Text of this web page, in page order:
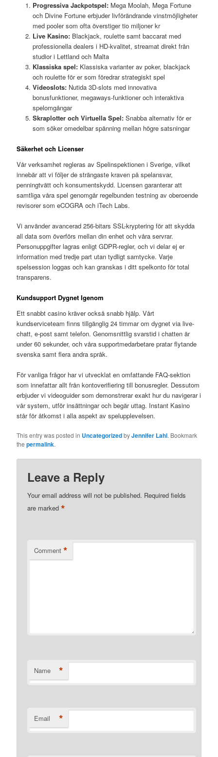
Progressiva Jackpotspel:Mega Moolah, Mega Fortune
och Divine Fortune erbjuder livförändrande vinstmöjligheter
med pooler som ofta överstiger tio miljoner kr
Live Kasino:Blackjack, roulette samt baccarat med
professionella dealers i HD-kvalitet, streamat direkt från
studior i Lettland och Malta
Klassiska spel:Klassiska varianter av poker, blackjack
och roulette för er som föredrar strategiskt spel
Videoslots:Nutida 3D-slots med innovativa
bonusfunktioner, megaways-funktioner och interaktiva
spelomgångar
Skraplotter och Virtuella Spel:Snabba alternativ för er
som söker omedelbar spänning mellan högre satsningar
Säkerhet och Licenser
Vår verksamhet regleras av Spelinspektionen i Sverige, vilket
innebär att vi följer de strängaste kraven på spelansvar,
penningtvätt och konsumentskydd. Licensen garanterar att
samtliga våra spel genomgår regelbunden testning av oberoende
revisorer som eCOGRA och iTech Labs.
Vi använder avancerad 256-bitars SSL-kryptering för att skydda
all data som överförs mellan din enhet och våra servrar.
Personuppgifter lagras enligt GDPR-regler, och vi delar ej er
information med tredje part utan tydligt samtycke. Varje
spelsession loggas och kan granskas i ditt spelkonto för total
transparens.
Kundsupport Dygnet Igenom
Ett snabbt casino kräver också snabb hjälp. Vårt
kundserviceteam finns tillgänglig 24 timmar om dygnet via live-
chatt, e-post samt telefon. Genomsnittlig svarstid i chatten är
under 60 sekunder, och våra supportmedarbetare pratar flytande
svenska samt flera andra språk.
För vanliga frågor har vi utvecklat en omfattande FAQ-sektion
som innefattar allt från kontoverifiering till bonusregler. Dessutom
erbjuder vi videoguider som demonstrerar exakt hur du navigerar i
vår system, utför insättningar och begär uttag. Instant Kasino
står för åtkomst i alla aspekt av spelupplevelsen.
This entry was posted in UncategorizedbyJennifer Lahl. Bookmark
thepermalink.
Leave a Reply
Your email address will not be published. Required fields
are marked*
Comment *
Name *
Email *